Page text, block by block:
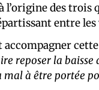
des trois
entre
reposer la baisse
mal à être portée